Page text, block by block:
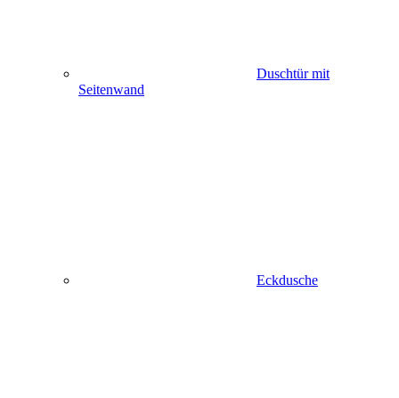
Duschtür mit
Seitenwand
Eckdusche